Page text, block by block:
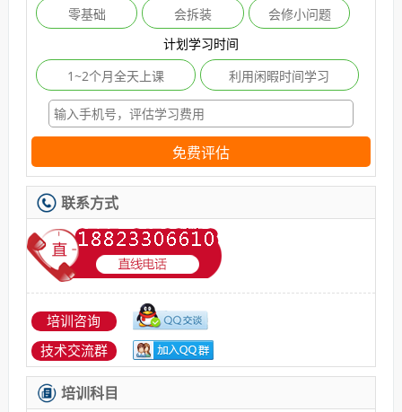
零基础
会拆装
会修小问题
计划学习时间
1~2个月全天上课
利用闲暇时间学习
免费评估
联系方式
培训咨询
技术交流群
培训科目